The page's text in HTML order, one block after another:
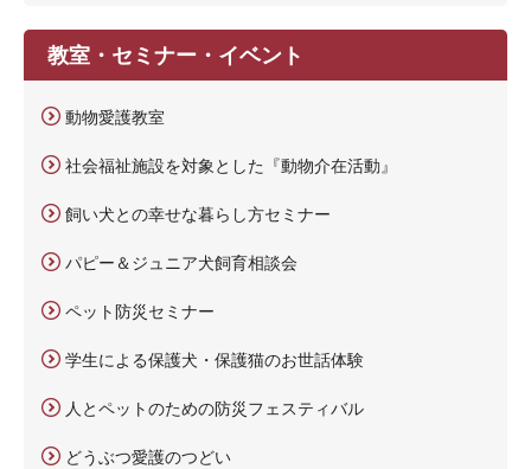
教室・セミナー・イベント
動物愛護教室
社会福祉施設を対象とした『動物介在活動』
飼い犬との幸せな暮らし方セミナー
パピー＆ジュニア犬飼育相談会
ペット防災セミナー
学生による保護犬・保護猫のお世話体験
人とペットのための防災フェスティバル
どうぶつ愛護のつどい